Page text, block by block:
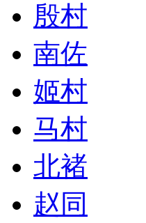
殷村
南佐
姬村
马村
北褚
赵同